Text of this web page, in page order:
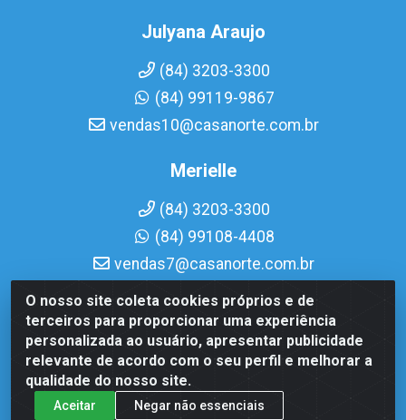
O nosso site coleta cookies próprios e de
terceiros para proporcionar uma experiência
personalizada ao usuário, apresentar publicidade
relevante de acordo com o seu perfil e melhorar a
qualidade do nosso site.
Aceitar Negar não essenciais
Julyana Araujo
(84) 3203-3300
(84) 99119-9867
vendas10@casanorte.com.br
Merielle
(84) 3203-3300
(84) 99108-4408
vendas7@casanorte.com.br
Casa Norte LTDA - Av. Interventor Mário Câmara, 1815 - Dix-
Sept Rosado, Natal/RN - CEP 59054-600 - CNPJ
08.713.513/0001-51